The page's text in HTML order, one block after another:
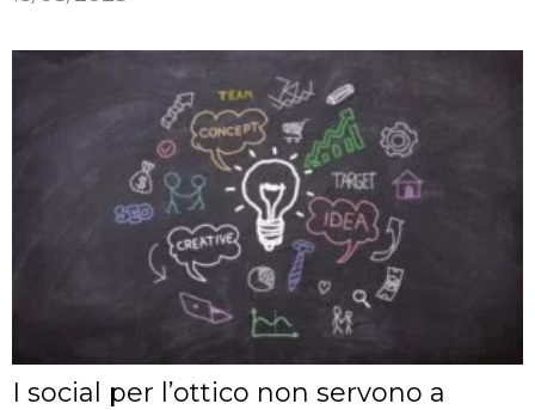
I social per l’ottico non servono a